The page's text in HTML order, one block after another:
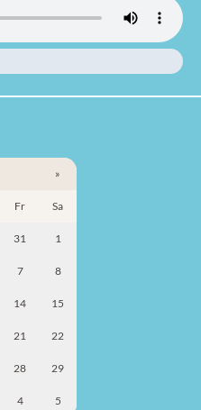
»
Fr Sa
31 1
7 8
14 15
21 22
28 29
4 5